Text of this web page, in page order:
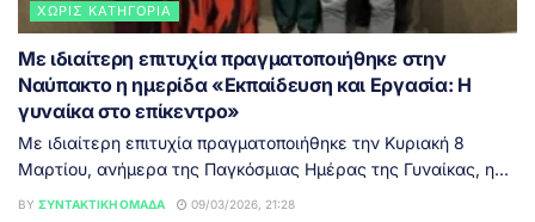
ΧΩΡΊΣ ΚΑΤΗΓΟΡΊΑ
Με ιδιαίτερη επιτυχία πραγματοποιήθηκε στην
Ναύπακτο η ημερίδα «Εκπαίδευση και Εργασία: Η
γυναίκα στο επίκεντρο»
Με ιδιαίτερη επιτυχία πραγματοποιήθηκε την Κυριακή 8
Μαρτίου, ανήμερα της Παγκόσμιας Ημέρας της Γυναίκας, η...
BY ΣΥΝΤΑΚΤΙΚΉ ΟΜΆΔΑ 09/03/2026, 21:28